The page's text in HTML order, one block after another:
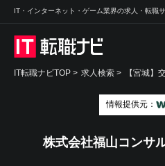
IT・インターネット・ゲーム業界の求人・転職
IT転職ナビTOP > 求人検索 > 【宮城】
情報提供元：
株式会社福山コンサ